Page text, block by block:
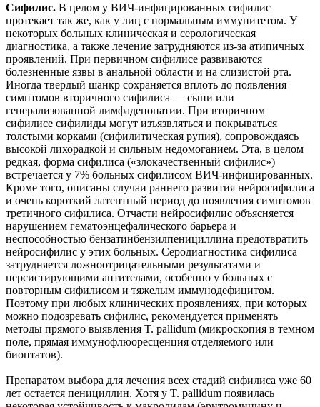
Сифилис. В целом у ВИЧ-инфицированных сифилис
протекает так же, как у лиц с нормальным иммунитетом. У
некоторых больных клиническая и серологическая
диагностика, а также лечение затрудняются из-за атипичных
проявлений. При первичном сифилисе развиваются
болезненные язвы в анальной области и на слизистой рта.
Иногда твердый шанкр сохраняется вплоть до появления
симптомов вторичного сифилиса — сыпи или
генерализованной лимфаденопатии. При вторичном
сифилисе сифилиды могут изъязвляться и покрываться
толстыми корками (сифилитическая рупия), сопровождаясь
высокой лихорадкой и сильным недомоганием. Эта, в целом
редкая, форма сифилиса («злокачественный сифилис»)
встречается у 7% больных сифилисом ВИЧ-инфицированных.
Кроме того, описаны случаи раннего развития нейросифилиса
и очень короткий латентный период до появления симптомов
третичного сифилиса. Отчасти нейросифилис объясняется
нарушением гематоэнцефалического барьера и
неспособностью бензатинбензилпенициллина предотвратить
нейросифилис у этих больных. Серодиагностика сифилиса
затрудняется ложноотрицательными результатами и
персистирующими антителами, особенно у больных с
повторным сифилисом и тяжелым иммунодефицитом.
Поэтому при любых клинических проявлениях, при которых
можно подозревать сифилис, рекомендуется применять
методы прямого выявления T. pallidum (микроскопия в темном
поле, прямая иммунофлюоресценция отделяемого или
биоптатов).
Препаратом выбора для лечения всех стадий сифилиса уже 60
лет остается пенициллин. Хотя у T. pallidum появилась